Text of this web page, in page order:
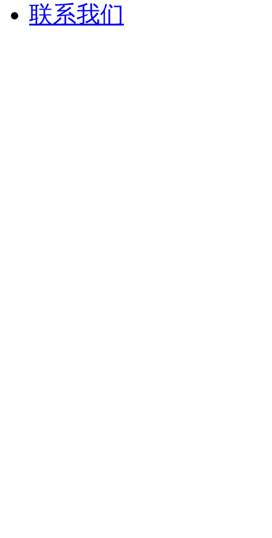
联系我们